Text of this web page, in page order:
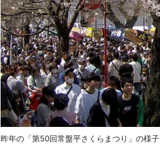
昨年の「第50回常盤平さくらまつり」の様子